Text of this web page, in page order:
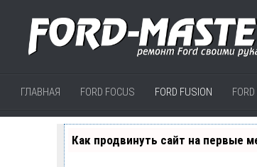
ГЛАВНАЯ FORD FOCUS FORD FUSION
Как продвинуть сайт на первые